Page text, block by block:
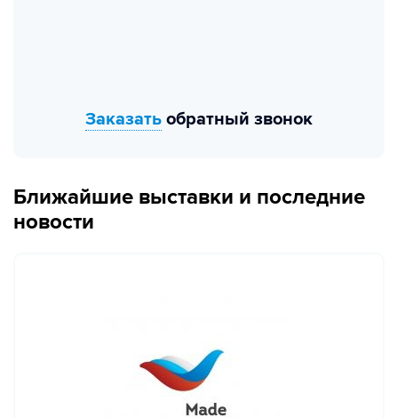
Заказать обратный звонок
Ближайшие выставки и последние
новости